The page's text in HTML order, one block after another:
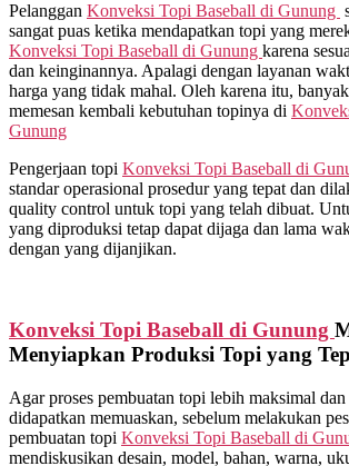
Pelanggan Konveksi Topi Baseball di Gunung
sangat puas ketika mendapatkan topi yang
Konveksi Topi Baseball di Gunung karena
dan keinginannya. Apalagi dengan layanan
harga yang tidak mahal. Oleh karena itu,
memesan kembali kebutuhan topinya di
Gunung
Pengerjaan topi Konveksi Topi Baseball di
standar operasional prosedur yang tepat dan
quality control untuk topi yang telah dibuat.
yang diproduksi tetap dapat dijaga dan lama
dengan yang dijanjikan.
Konveksi Topi Baseball di Gunung
Menyiapkan Produksi Topi yang
Agar proses pembuatan topi lebih maksimal
didapatkan memuaskan, sebelum melakukan
pembuatan topi Konveksi Topi Baseball di
mendiskusikan desain, model, bahan, warna,